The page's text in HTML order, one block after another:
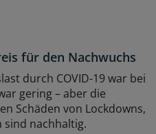
für den Nachwuchs
durch COVID-19 war bei
gering – aber die
Schäden von Lockdowns,
sind nachhaltig.